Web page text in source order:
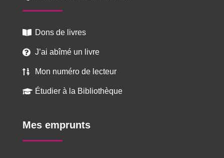
 Dons de livres
 J’ai abîmé un livre
 Mon numéro de lecteur
 Étudier à la Bibliothèque
Mes emprunts